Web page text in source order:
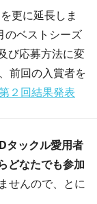
更に延長しま
のベストシーズ
び応募方法に変
前回の入賞者を
２回結果発表
タックル愛用者
どなたでも参加
せんので、とに